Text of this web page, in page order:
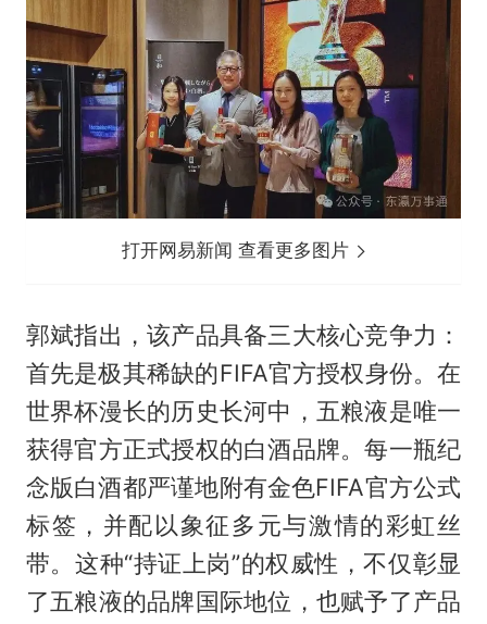
打开网易新闻 查看更多图片
郭斌指出，该产品具备三大核心竞争力：
首先是极其稀缺的FIFA官方授权身份。在
世界杯漫长的历史长河中，五粮液是唯一
获得官方正式授权的白酒品牌。每一瓶纪
念版白酒都严谨地附有金色FIFA官方公式
标签，并配以象征多元与激情的彩虹丝
带。这种“持证上岗”的权威性，不仅彰显
了五粮液的品牌国际地位，也赋予了产品